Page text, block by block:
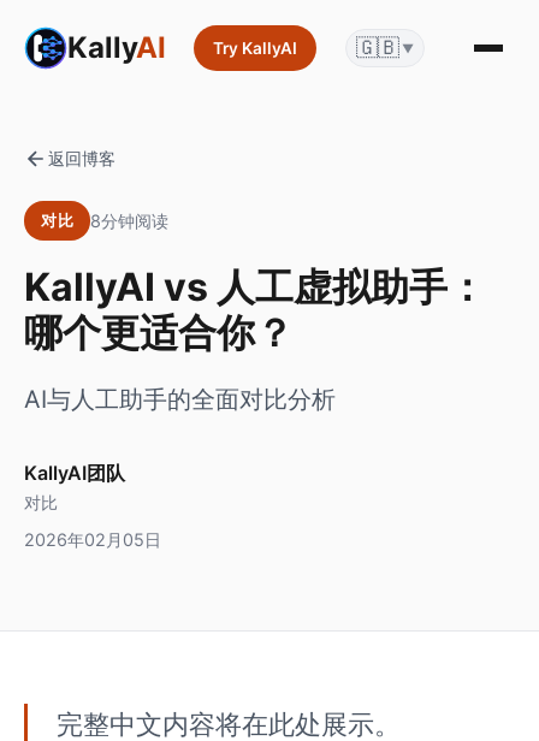
KallyAI Try KallyAI 🇬🇧 ▼
返回博客
对比 8分钟阅读
KallyAI vs 人工虚拟助手：
哪个更适合你？
AI与人工助手的全面对比分析
KallyAI团队
对比
2026年02月05日
完整中文内容将在此处展示。